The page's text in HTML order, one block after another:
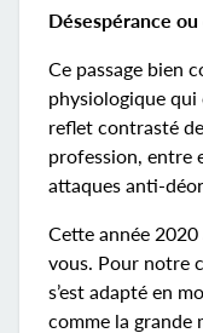
Désespérance
Ce passage bien
physiologique qui
reflet contrasté
profession, entre
attaques anti-
Cette année
vous. Pour notre
s’est adapté en
comme la grande